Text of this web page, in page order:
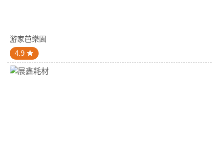
游家芭樂園
4.9